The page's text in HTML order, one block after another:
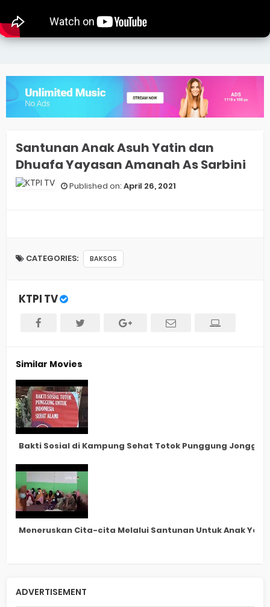
Santunan Anak Asuh Yatin dan
Dhuafa Yayasan Amanah As Sarbini
Published on: April 26, 2021
CATEGORIES: BAKSOS
KTPI TV
Similar Movies
Bakti Sosial di Kampung Sehat Totok Punggung Jonggol
Meneruskan Cita-cita Melalui Santunan Untuk Anak
ADVERTISEMENT